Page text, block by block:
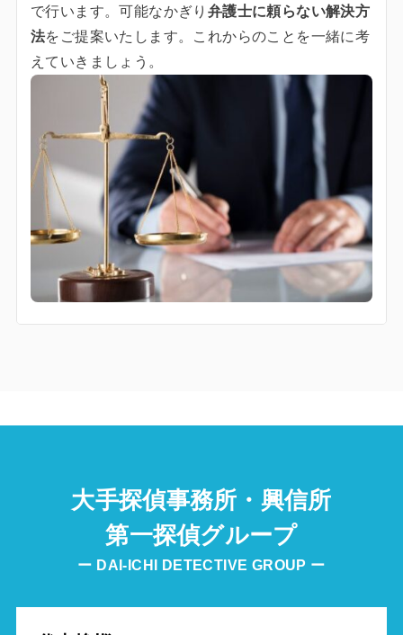
で行います。可能なかぎり 弁護士に頼らない解決方
法をご提案いたします。これからのことを一緒に考
えていきましょう。
大手探偵事務所・興信所
第一探偵グループ
ー DAI-ICHI DETECTIVE GROUP ー